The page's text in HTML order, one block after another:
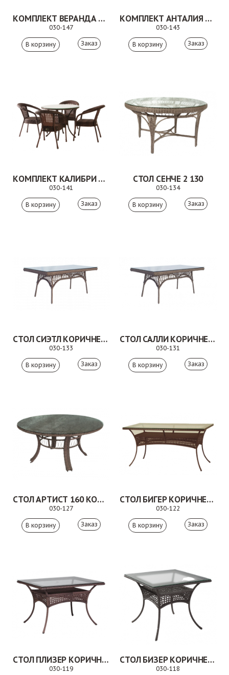
КОМПЛЕКТ ВЕРАНДА КОРИЧНЕВЫЙ
030-147
Заказ
КОМПЛЕКТ АНТАЛИЯ КОРИЧНЕВЫЙ
030-143
Заказ
КОМПЛЕКТ КАЛИБРИ КОРИЧНЕВЫЙ
030-141
Заказ
СТОЛ СЕНЧЕ 2 130
030-134
Заказ
СТОЛ СИЭТЛ КОРИЧНЕВЫЙ
030-133
Заказ
СТОЛ САЛЛИ КОРИЧНЕВЫЙ
030-131
Заказ
СТОЛ АРТИСТ 160 КОРИЧНЕВЫЙ
030-127
Заказ
СТОЛ БИГЕР КОРИЧНЕВЫЙ
030-122
Заказ
СТОЛ ПЛИЗЕР КОРИЧНЕВЫЙ
030-119
СТОЛ БИЗЕР КОРИЧНЕВЫЙ
030-118